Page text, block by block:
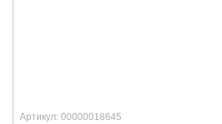
Артикул: 00000018645